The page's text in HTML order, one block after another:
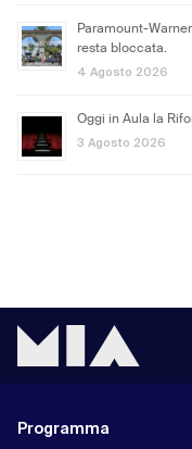
Paramount-
resta bloccata.
4 Agosto 2026
Oggi in Aula la
3 Agosto 2026
Programma